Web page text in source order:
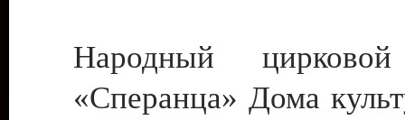
Народный цирковой
«Сперанца» Дома